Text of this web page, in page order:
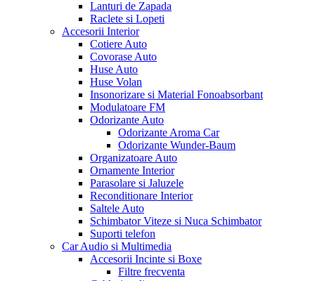
Lanturi de Zapada
Raclete si Lopeti
Accesorii Interior
Cotiere Auto
Covorase Auto
Huse Auto
Huse Volan
Insonorizare si Material Fonoabsorbant
Modulatoare FM
Odorizante Auto
Odorizante Aroma Car
Odorizante Wunder-Baum
Organizatoare Auto
Ornamente Interior
Parasolare si Jaluzele
Reconditionare Interior
Saltele Auto
Schimbator Viteze si Nuca Schimbator
Suporti telefon
Car Audio si Multimedia
Accesorii Incinte si Boxe
Filtre frecventa